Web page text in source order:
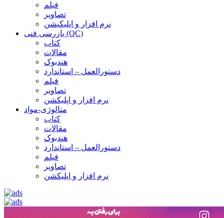
فیلم
تصاویر
نرم افزار و اپلیکیشن
بازرسی فنی (QC)
کتاب
مقالات
هندبوک
دستورالعمل – استاندارد
فیلم
تصاویر
نرم افزار و اپلیکشن
متالوژی-مواد
کتاب
مقالات
هندبوک
دستورالعمل – استاندارد
فیلم
تصاویر
نرم افزار و اپلیکشن